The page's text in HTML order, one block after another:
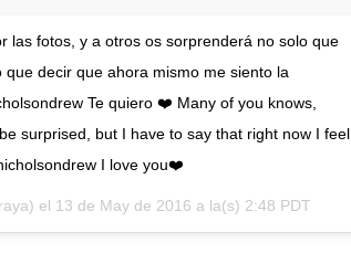
las fotos, y a otros os sorprenderá no solo que
decir que ahora mismo me siento la
Te quiero ❤️ Many of you knows,
surprised, but I have to say that right now I feel
I love you❤️
el 13 de May de 2016 a la(s) 2:48 PDT